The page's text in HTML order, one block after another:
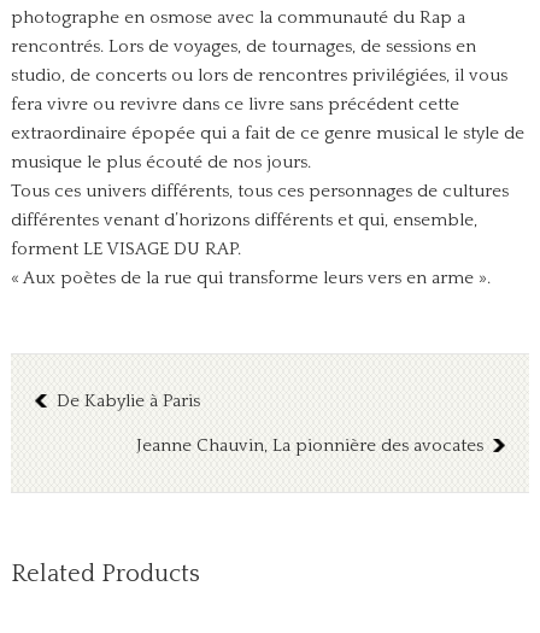
photographe en osmose avec la communauté du Rap a
rencontrés. Lors de voyages, de tournages, de sessions en
studio, de concerts ou lors de rencontres privilégiées, il vous
fera vivre ou revivre dans ce livre sans précédent cette
extraordinaire épopée qui a fait de ce genre musical le style de
musique le plus écouté de nos jours.
Tous ces univers différents, tous ces personnages de cultures
différentes venant d’horizons différents et qui, ensemble,
forment LE VISAGE DU RAP.
« Aux poètes de la rue qui transforme leurs vers en arme ».
De Kabylie à Paris
Jeanne Chauvin, La pionnière des avocates
Related Products